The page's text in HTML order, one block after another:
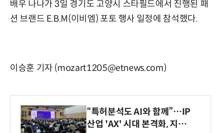
배우 나나가 3일 경기도 고양시 스타필드에서 진행된 패
션 브랜드 E.B.M(이비엠) 포토 행사 일정에 참석했다.
이승훈 기자 (mozart1205@etnews.com)
“특허분석도 AI와 함께”…IP
산업 'AX' 시대 본격화, 지식